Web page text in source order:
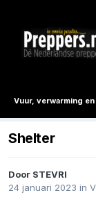
Vuur, verwarming
Shelter
Door STEVRI
24 januari 2023 in